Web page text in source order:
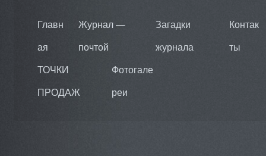
Главн
ая
Журнал —
почтой
Загадки
журнала
Контак
ты
ТОЧКИ
ПРОДАЖ
Фотогале
реи